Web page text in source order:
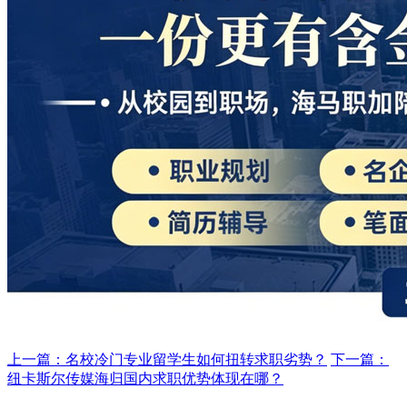
上一篇：名校冷门专业留学生如何扭转求职劣势？ 下一篇：
纽卡斯尔传媒海归国内求职优势体现在哪？